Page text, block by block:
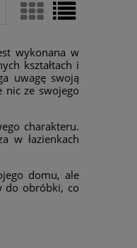
wykonana w
kształtach i
uwagę swoją
nic ze swojego
charakteru.
w łazienkach
domu, ale
do obróbki, co